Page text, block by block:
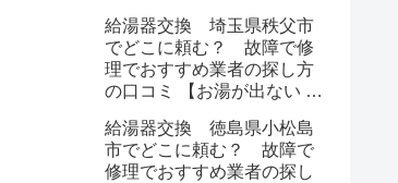
給湯器交換 埼玉県秩父市
でどこに頼む？ 故障で修
理でおすすめ業者の探し方
の口コミ 【お湯が出ない 水
給湯器交換 徳島県小松島
市でどこに頼む？ 故障で
修理でおすすめ業者の探し